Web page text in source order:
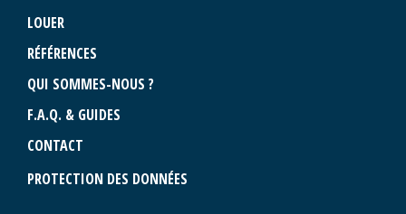
LOUER
RÉFÉRENCES
QUI SOMMES-NOUS ?
F.A.Q. & GUIDES
CONTACT
PROTECTION DES DONNÉES